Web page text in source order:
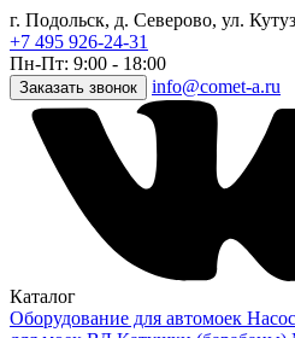
г. Подольск, д. Северово, ул.
+7 495 926-24-31
Пн-Пт: 9:00 - 18:00
Заказать звонок info@comet-a.ru
Каталог
Оборудование для автомоек